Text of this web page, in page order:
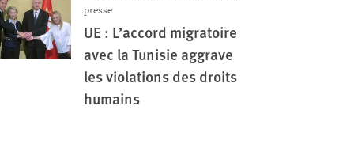
presse
UE : L’accord migratoire
avec la Tunisie aggrave
les violations des droits
humains